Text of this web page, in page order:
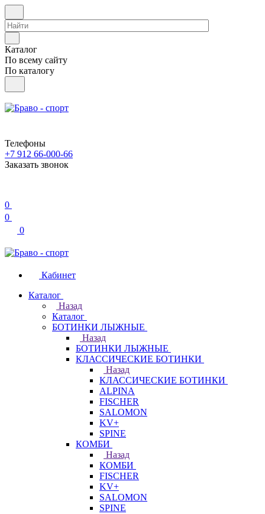
Каталог
По всему сайту
По каталогу
Телефоны
+7 912 66-000-66
Заказать звонок
0
0
0
Кабинет
Каталог
Назад
Каталог
БОТИНКИ ЛЫЖНЫЕ
Назад
БОТИНКИ ЛЫЖНЫЕ
КЛАССИЧЕСКИЕ БОТИНКИ
Назад
КЛАССИЧЕСКИЕ БОТИНКИ
ALPINA
FISCHER
SALOMON
KV+
SPINE
КОМБИ
Назад
КОМБИ
FISCHER
KV+
SALOMON
SPINE